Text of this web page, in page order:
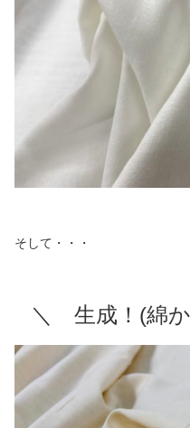
そして・・・
＼ 生成！(綿